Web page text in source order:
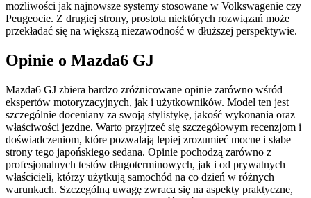
możliwości jak najnowsze systemy stosowane w Volkswagenie czy
Peugeocie. Z drugiej strony, prostota niektórych rozwiązań może
przekładać się na większą niezawodność w dłuższej perspektywie.
Opinie o Mazda6 GJ
Mazda6 GJ zbiera bardzo zróżnicowane opinie zarówno wśród
ekspertów motoryzacyjnych, jak i użytkowników. Model ten jest
szczególnie doceniany za swoją stylistykę, jakość wykonania oraz
właściwości jezdne. Warto przyjrzeć się szczegółowym recenzjom i
doświadczeniom, które pozwalają lepiej zrozumieć mocne i słabe
strony tego japońskiego sedana. Opinie pochodzą zarówno z
profesjonalnych testów długoterminowych, jak i od prywatnych
właścicieli, którzy użytkują samochód na co dzień w różnych
warunkach. Szczególną uwagę zwraca się na aspekty praktyczne,